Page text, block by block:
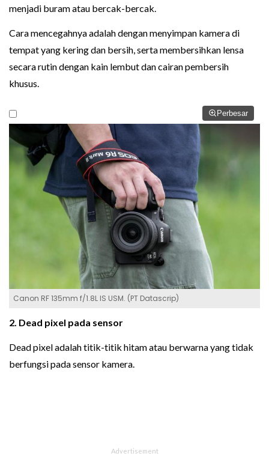
menjadi buram atau bercak-bercak.
Cara mencegahnya adalah dengan menyimpan kamera di
tempat yang kering dan bersih, serta membersihkan lensa
secara rutin dengan kain lembut dan cairan pembersih
khusus.
Perbesar
Canon RF 135mm f/1.8L IS USM. (PT Datascrip)
2. Dead pixel pada sensor
Dead pixel adalah titik-titik hitam atau berwarna yang tidak
berfungsi pada sensor kamera.